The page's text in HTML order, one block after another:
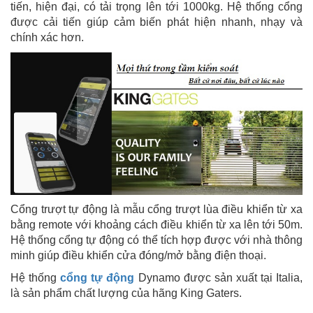
tiến, hiện đại, có tải trọng lên tới 1000kg. Hệ thống cổng
được cải tiến giúp cảm biến phát hiện nhanh, nhạy và
chính xác hơn.
Cổng trượt tự động là mẫu cổng trượt lùa điều khiển từ xa
bằng remote với khoảng cách điều khiển từ xa lên tới 50m.
Hệ thống cổng tự động có thể tích hợp được với nhà thông
minh giúp điều khiển cửa đóng/mở bằng điện thoại.
Hệ thốngcổng tự động Dynamo được sản xuất tại Italia,
là sản phẩm chất lượng của hãng King Gaters.